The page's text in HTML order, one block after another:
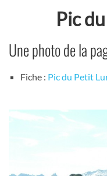
Pic
Une photo de la
Fiche : Pic du Petit